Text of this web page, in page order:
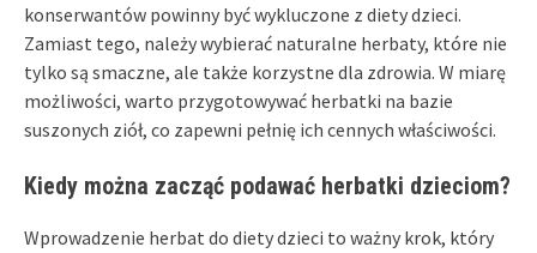
konserwantów powinny być wykluczone z diety dzieci.
Zamiast tego, należy wybierać naturalne herbaty, które nie
tylko są smaczne, ale także korzystne dla zdrowia. W miarę
możliwości, warto przygotowywać herbatki na bazie
suszonych ziół, co zapewni pełnię ich cennych właściwości.
Kiedy można zacząć podawać herbatki dzieciom?
Wprowadzenie herbat do diety dzieci to ważny krok, który